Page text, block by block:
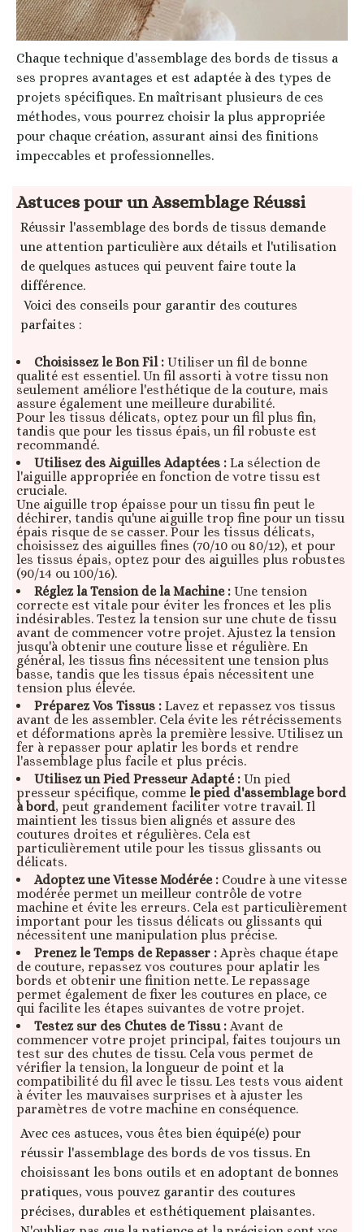
Chaque technique d'assemblage des bords de tissus a
ses propres avantages et est adaptée à des types de
projets spécifiques. En maîtrisant plusieurs de ces
méthodes, vous pourrez choisir la plus appropriée
pour chaque création, assurant ainsi des finitions
impeccables et professionnelles.
Astuces pour un Assemblage Réussi
Réussir l'assemblage des bords de tissus demande
une attention particulière aux détails et l'utilisation
de quelques astuces qui peuvent faire toute la
différence.
Voici des conseils pour garantir des coutures
parfaites :
Choisissez le Bon Fil : Utiliser un fil de bonne
qualité est essentiel. Un fil assorti à votre tissu non
seulement améliore l'esthétique de la couture, mais
assure également une meilleure durabilité.
Pour les tissus délicats, optez pour un fil plus fin,
tandis que pour les tissus épais, un fil robuste est
recommandé.
Utilisez des Aiguilles Adaptées : La sélection de
l'aiguille appropriée en fonction de votre tissu est
cruciale.
Une aiguille trop épaisse pour un tissu fin peut le
déchirer, tandis qu'une aiguille trop fine pour un tissu
épais risque de se casser. Pour les tissus délicats,
choisissez des aiguilles fines (70/10 ou 80/12), et pour
les tissus épais, optez pour des aiguilles plus robustes
(90/14 ou 100/16).
Réglez la Tension de la Machine : Une tension
correcte est vitale pour éviter les fronces et les plis
indésirables. Testez la tension sur une chute de tissu
avant de commencer votre projet. Ajustez la tension
jusqu'à obtenir une couture lisse et régulière. En
général, les tissus fins nécessitent une tension plus
basse, tandis que les tissus épais nécessitent une
tension plus élevée.
Préparez Vos Tissus : Lavez et repassez vos tissus
avant de les assembler. Cela évite les rétrécissements
et déformations après la première lessive. Utilisez un
fer à repasser pour aplatir les bords et rendre
l'assemblage plus facile et plus précis.
Utilisez un Pied Presseur Adapté : Un pied
presseur spécifique, comme le pied d'assemblage bord
à bord, peut grandement faciliter votre travail. Il
maintient les tissus bien alignés et assure des
coutures droites et régulières. Cela est
particulièrement utile pour les tissus glissants ou
délicats.
Adoptez une Vitesse Modérée : Coudre à une vitesse
modérée permet un meilleur contrôle de votre
machine et évite les erreurs. Cela est particulièrement
important pour les tissus délicats ou glissants qui
nécessitent une manipulation plus précise.
Prenez le Temps de Repasser : Après chaque étape
de couture, repassez vos coutures pour aplatir les
bords et obtenir une finition nette. Le repassage
permet également de fixer les coutures en place, ce
qui facilite les étapes suivantes de votre projet.
Testez sur des Chutes de Tissu : Avant de
commencer votre projet principal, faites toujours un
test sur des chutes de tissu. Cela vous permet de
vérifier la tension, la longueur de point et la
compatibilité du fil avec le tissu. Les tests vous aident
à éviter les mauvaises surprises et à ajuster les
paramètres de votre machine en conséquence.
Avec ces astuces, vous êtes bien équipé(e) pour
réussir l'assemblage des bords de vos tissus. En
choisissant les bons outils et en adoptant de bonnes
pratiques, vous pouvez garantir des coutures
précises, durables et esthétiquement plaisantes.